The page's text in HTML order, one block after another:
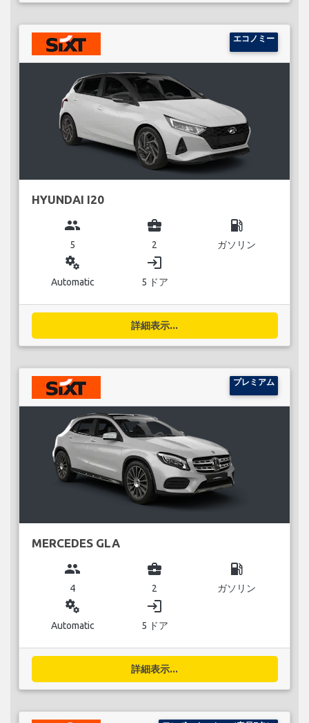
エコノミー
HYUNDAI I20
group
5
business_center
2
local_gas_station
ガソリン
miscellaneous_services
Automatic
login
5 ドア
詳細表示...
プレミアム
MERCEDES GLA
group
4
business_center
2
local_gas_station
ガソリン
miscellaneous_services
Automatic
login
5 ドア
詳細表示...